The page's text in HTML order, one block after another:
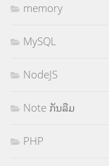
memory
MySQL
NodeJS
Note ກັນລືມ
PHP